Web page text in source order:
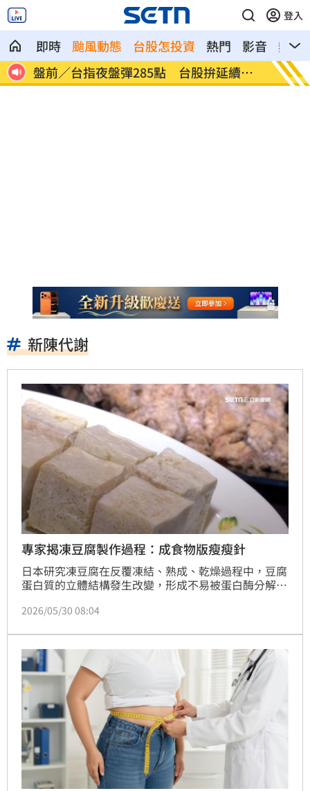
登入
即時 颱風動態 台股怎投資 熱門 影音
熱搜
美股多收黑！道瓊跌464點 費半小漲39
點
今迎
新陳代謝
專家揭凍豆腐製作過程：成食物版瘦瘦針
日本研究凍豆腐在反覆凍結、熟成、乾燥過程中，豆腐
蛋白質的立體結構發生改變，形成不易被蛋白酶分解的
的蛋白質能讓腸道菌自然分泌 GLP-1，可以抑制肥胖，
2026/05/30 08:04